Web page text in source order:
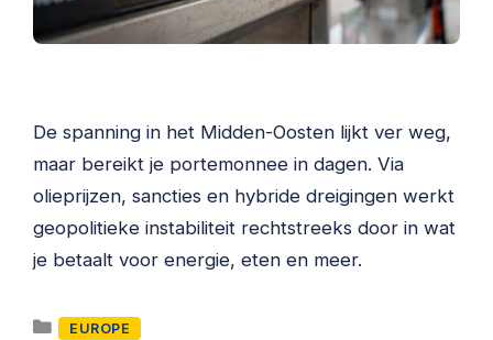
De spanning in het Midden-Oosten lijkt ver weg,
maar bereikt je portemonnee in dagen. Via
olieprijzen, sancties en hybride dreigingen werkt
geopolitieke instabiliteit rechtstreeks door in wat
je betaalt voor energie, eten en meer.
Categorieën
EUROPE